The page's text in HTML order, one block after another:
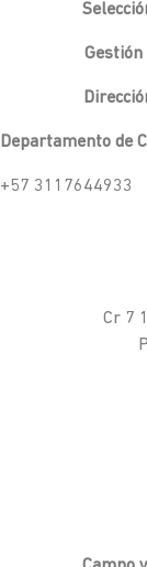
Gestión
Departamento de
+57 3117644933
Cr 7